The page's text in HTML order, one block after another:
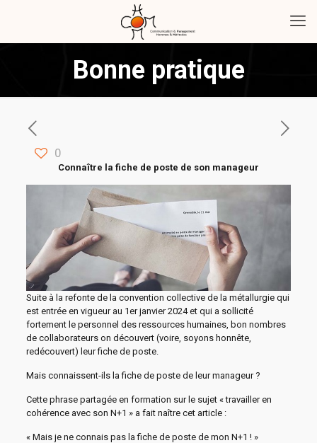
Bonne pratique
0
Connaître la fiche de poste de son manageur
Suite à la refonte de la convention collective de la métallurgie qui
est entrée en vigueur au 1er janvier 2024 et qui a sollicité
fortement le personnel des ressources humaines, bon nombres
de collaborateurs on découvert (voire, soyons honnête,
redécouvert) leur fiche de poste.
Mais connaissent-ils la fiche de poste de leur manageur ?
Cette phrase partagée en formation sur le sujet « travailler en
cohérence avec son N+1 » a fait naître cet article :
« Mais je ne connais pas la fiche de poste de mon N+1 ! »